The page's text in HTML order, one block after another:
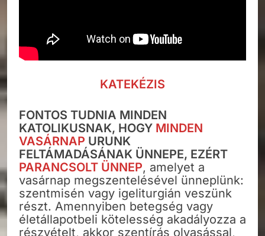
KATEKÉZIS
FONTOS TUDNIA MINDEN
KATOLIKUSNAK, HOGY MINDEN
VASÁRNAP URUNK
FELTÁMADÁSÁNAK ÜNNEPE, EZÉRT
PARANCSOLT ÜNNEP, amelyet a
vasárnap megszentelésével ünneplünk:
szentmisén vagy igeliturgián veszünk
részt. Amennyiben betegség vagy
életállapotbeli kötelesség akadályozza a
részvételt, akkor szentírás olvasással,